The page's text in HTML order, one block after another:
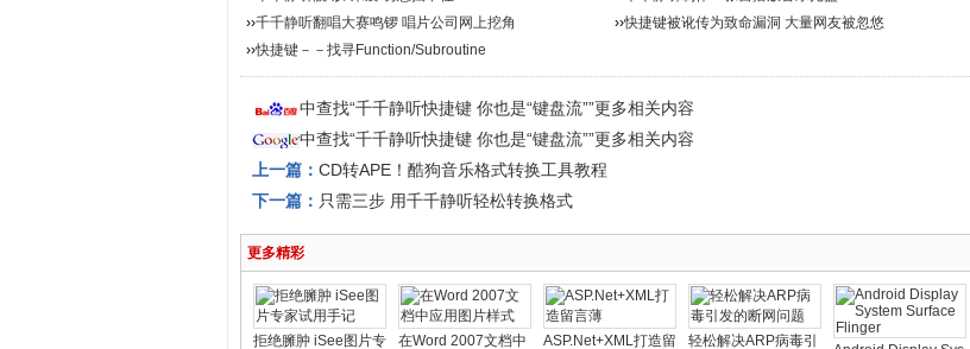
››千千静听翻唱大赛鸣锣 唱片公司网上挖角 ››快捷键被讹传为致命漏洞 大量网友被忽悠
››快捷键－－找寻Function/Subroutine
中查找“千千静听快捷键 你也是“键盘流””更多相关内容
中查找“千千静听快捷键 你也是“键盘流””更多相关内容
上一篇： CD转APE！酷狗音乐格式转换工具教程
下一篇： 只需三步 用千千静听轻松转换格式
更多精彩
拒绝臃肿 iSee图片专 在Word 2007文档中 ASP.Net+XML打造留 轻松解决ARP病毒引